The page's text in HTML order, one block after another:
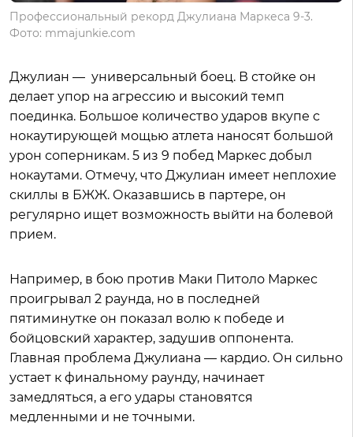
Профессиональный рекорд Джулиана Маркеса 9-3.
Фото: mmajunkie.com
Джулиан — универсальный боец. В стойке он
делает упор на агрессию и высокий темп
поединка. Большое количество ударов вкупе с
нокаутирующей мощью атлета наносят большой
урон соперникам. 5 из 9 побед Маркес добыл
нокаутами. Отмечу, что Джулиан имеет неплохие
скиллы в БЖЖ. Оказавшись в партере, он
регулярно ищет возможность выйти на болевой
прием.
Например, в бою против Маки Питоло Маркес
проигрывал 2 раунда, но в последней
пятиминутке он показал волю к победе и
бойцовский характер, задушив оппонента.
Главная проблема Джулиана — кардио. Он сильно
устает к финальному раунду, начинает
замедляться, а его удары становятся
медленными и не точными.